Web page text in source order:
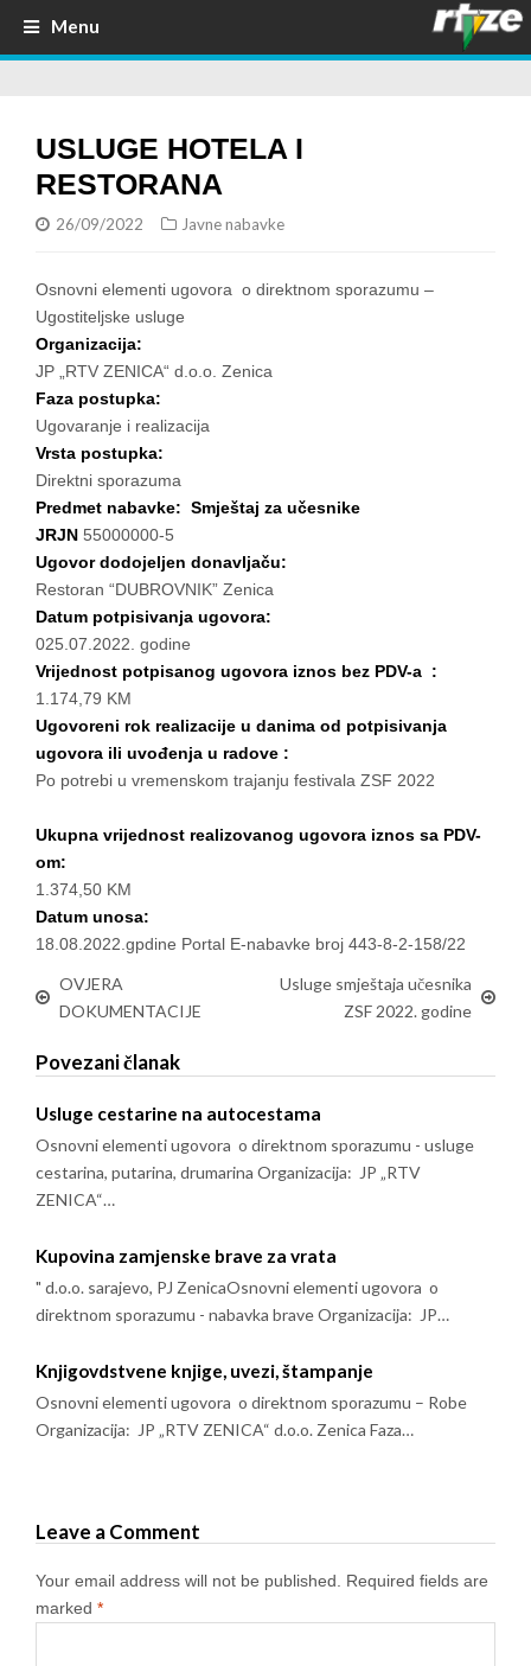
Menu
USLUGE HOTELA I
RESTORANA
26/09/2022 Javne nabavke
Osnovni elementi ugovora o direktnom sporazumu –
Ugostiteljske usluge
Organizacija:
JP „RTV ZENICA“ d.o.o. Zenica
Faza postupka:
Ugovaranje i realizacija
Vrsta postupka:
Direktni sporazuma
Predmet nabavke: Smještaj za učesnike
JRJN 55000000-5
Ugovor dodojeljen donavljaču:
Restoran “DUBROVNIK” Zenica
Datum potpisivanja ugovora:
025.07.2022. godine
Vrijednost potpisanog ugovora iznos bez PDV-a :
1.174,79 KM
Ugovoreni rok realizacije u danima od potpisivanja
ugovora ili uvođenja u radove :
Po potrebi u vremenskom trajanju festivala ZSF 2022
Ukupna vrijednost realizovanog ugovora iznos sa PDV-
om:
1.374,50 KM
Datum unosa:
18.08.2022.gpdine Portal E-nabavke broj 443-8-2-158/22
OVJERA
DOKUMENTACIJE
Usluge smještaja učesnika
ZSF 2022. godine
Povezani članak
Usluge cestarine na autocestama
Osnovni elementi ugovora o direktnom sporazumu - usluge
cestarina, putarina, drumarina Organizacija: JP „RTV
ZENICA“…
Kupovina zamjenske brave za vrata
" d.o.o. sarajevo, PJ ZenicaOsnovni elementi ugovora o
direktnom sporazumu - nabavka brave Organizacija: JP…
Knjigovdstvene knjige, uvezi, štampanje
Osnovni elementi ugovora o direktnom sporazumu – Robe
Organizacija: JP „RTV ZENICA“ d.o.o. Zenica Faza…
Leave a Comment
Your email address will not be published.
Required fields are
marked *